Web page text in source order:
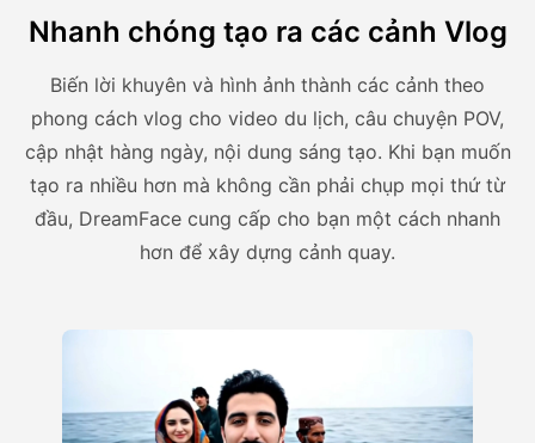
Nhanh chóng tạo ra các cảnh Vlog
Biến lời khuyên và hình ảnh thành các cảnh theo
phong cách vlog cho video du lịch, câu chuyện POV,
cập nhật hàng ngày, nội dung sáng tạo. Khi bạn muốn
tạo ra nhiều hơn mà không cần phải chụp mọi thứ từ
đầu, DreamFace cung cấp cho bạn một cách nhanh
hơn để xây dựng cảnh quay.